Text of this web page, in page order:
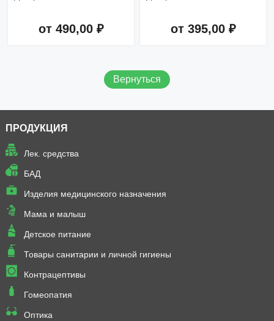
от 490,00 ₽ от 395,00 ₽
Вернуться
ПРОДУКЦИЯ
Лек. средства
БАД
Изделия медицинского назначения
Мама и малыш
Детское питание
Товары санитарии и личной гигиены
Контрацептивы
Гомеопатия
Оптика